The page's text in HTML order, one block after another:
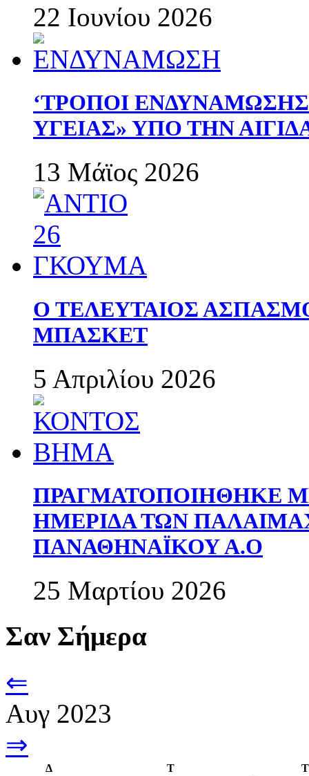
22 Ιουνίου 2026
‘ΤΡΟΠΟΙ
ΥΓΕΙΑΣ» ΥΠΟ ΤΗΝ
13 Μάϊος 2026
Ο ΤΕΛΕΥΤΑΙΟΣ
ΜΠΑΣΚΕΤ
5 Απριλίου 2026
ΠΡΑΓΜΑΤΟΠΟΙΗΘΗΚΕ
ΗΜΕΡΙΔΑ ΤΩΝ
ΠΑΝΑΘΗΝΑΪΚΟΥ Α.Ο
25 Μαρτίου 2026
Σαν Σήμερα
⇐
Αυγ 2023
⇒
Δ Τ Τ